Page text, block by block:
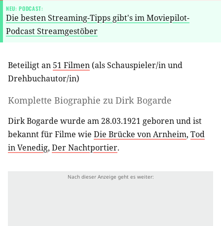
NEU: PODCAST:
Die besten Streaming-Tipps gibt's im Moviepilot-
Podcast Streamgestöber
Beteiligt an 51 Filmen (alsSchauspieler/inund
Drehbuchautor/in)
Komplette Biographie zu Dirk Bogarde
Dirk Bogarde wurde am 28.03.1921 geboren und ist
bekannt für Filme wie Die Brücke von Arnheim, Tod
in Venedig, Der Nachtportier.